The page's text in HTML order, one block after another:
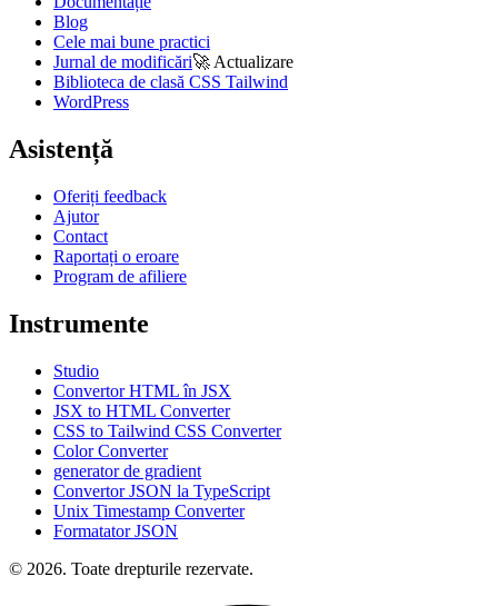
Blog
Cele mai bune practici
Jurnal de modificări🚀 Actualizare
Biblioteca de clasă CSS Tailwind
WordPress
Asistență
Oferiți feedback
Ajutor
Contact
Raportați o eroare
Program de afiliere
Instrumente
Studio
Convertor HTML în JSX
JSX to HTML Converter
CSS to Tailwind CSS Converter
Color Converter
generator de gradient
Convertor JSON la TypeScript
Unix Timestamp Converter
Formatator JSON
© 2026. Toate drepturile rezervate.